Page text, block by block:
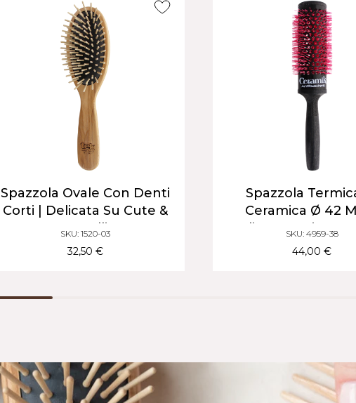
Spazzola Ovale Con Denti
Corti | Delicata Su Cute &
Capelli
SKU: 1520-03
32,50 €
Spazzola
Ceramica Ø 42
Styling &
Capelli Molto
SKU: 4959-38
44,00 €